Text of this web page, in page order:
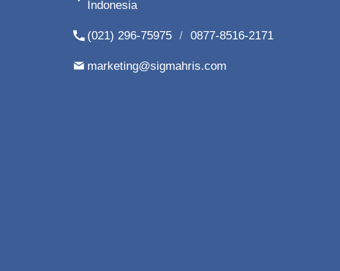
Indonesia
(021) 296-75975 / 0877-8516-2171
marketing@sigmahris.com